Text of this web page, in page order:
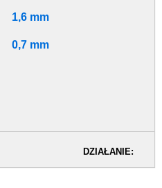
1,6 mm
0,7 mm
DZIAŁANIE: